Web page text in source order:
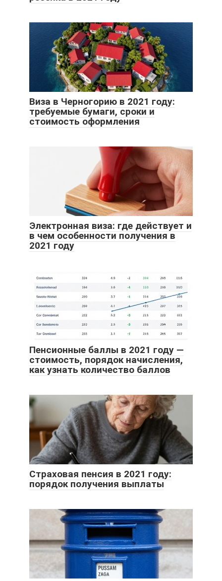
Виза в Черногорию в 2021 году:
требуемые бумаги, сроки и
стоимость оформления
Электронная виза: где действует и
в чем особенности получения в
2021 году
Пенсионные баллы в 2021 году —
стоимость, порядок начисления,
как узнать количество баллов
Страховая пенсия в 2021 году:
порядок получения выплаты